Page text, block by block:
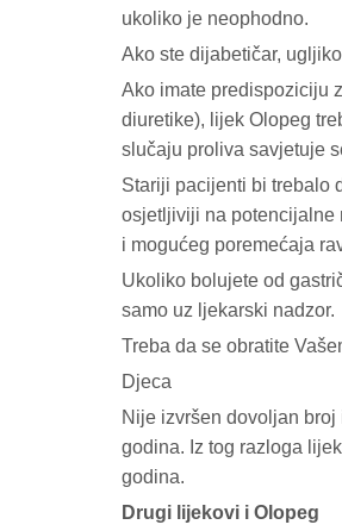
ukoliko je neophodno.
Ako ste dijabetičar,
Ako imate predispoziciju
diuretike), lijek Olopeg
slučaju proliva savjetuje
Stariji pacijenti bi trebalo
osjetljiviji na potencijalne
i mogućeg poremećaja
Ukoliko bolujete od
samo uz ljekarski nadzor.
Treba da se obratite
Djeca
Nije izvršen dovoljan
godina. Iz tog razloga
godina.
Drugi lijekovi i Olopeg